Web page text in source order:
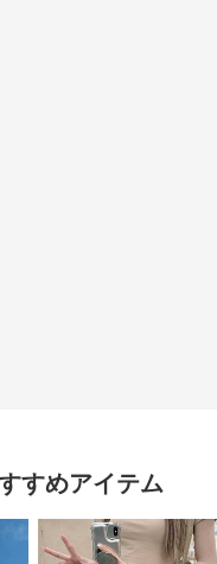
すめアイテム